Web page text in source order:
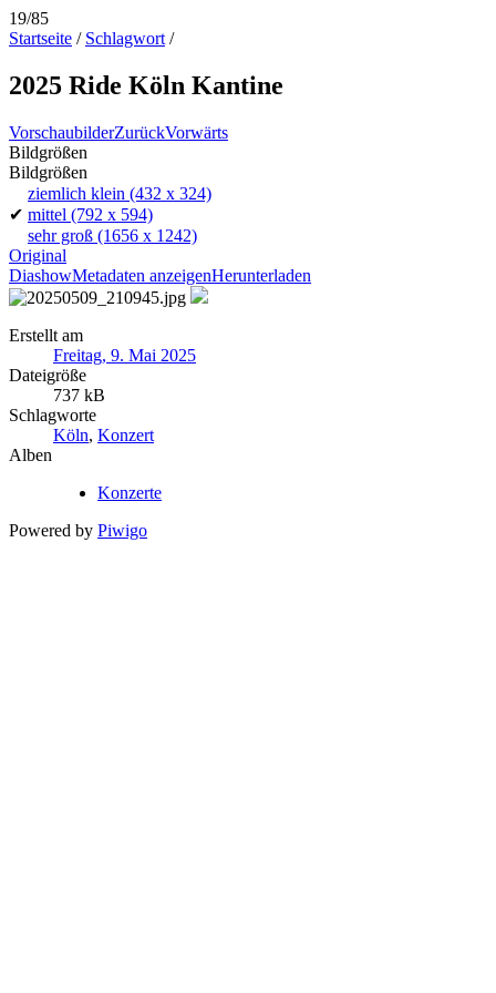
19/85
Startseite / Schlagwort /
2025 Ride Köln Kantine
VorschaubilderZurückVorwärts
Bildgrößen
Bildgrößen
ziemlich klein (432 x 324)
✔ mittel (792 x 594)
sehr groß (1656 x 1242)
Original
DiashowMetadaten anzeigenHerunterladen
Erstellt am
Freitag, 9. Mai 2025
Dateigröße
737 kB
Schlagworte
Köln, Konzert
Alben
Konzerte
Powered by Piwigo